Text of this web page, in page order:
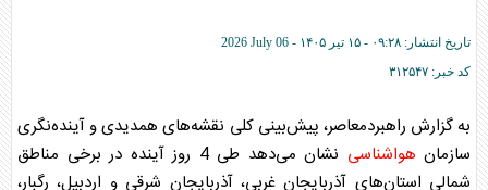
تاریخ انتشار: ۰۹:۲۸ - ۱۵ تير ۱۴۰۵ -
2026 July 06
کد خبر: ۳۱۲۵۴۷
به گزارش راهبردمعاصر، پیش‌بینی کلی نقشه‌های همدیدی و آینده‌نگری
سازمان هواشناسی
نشان می‌دهد طی 4 روز آینده در برخی مناطق
شمالی استان‌های آذربایجان غربی، آذربایجان شرقی و اردبیل، رگبار،‌